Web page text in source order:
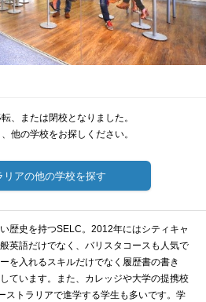
、または閉校となりました。
他の学校をお探しください。
リアの他の学校を探す
歴史を持つSELC。2012年にはシティキャ
英語だけでなく、バリスタコースも人気で
を入れるスキルだけでなく履歴書の書き
ています。また、カレッジや大学の提携校
ストラリアで進学する学生も多いです。学